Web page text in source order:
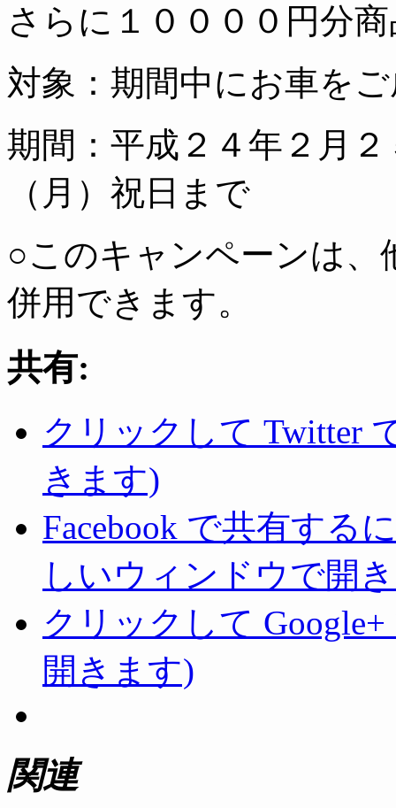
さらに１００００円分
対象：期間中にお車を
期間：平成２４年２月
（月）祝日まで
○このキャンペーンは、
併用できます。
共有:
クリックして Twitter
きます)
Facebook で共有する
しいウィンドウで開
クリックして
開きます)
関連